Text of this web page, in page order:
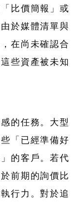
比價簡報」或
於媒體清單與
在尚未確認合
些資產被未知
的任務。大型
「已經準備好
的客戶。若代
前期的詢價比
行力。對於追